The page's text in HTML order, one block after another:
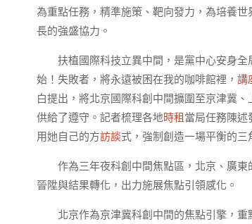
為重點任務，精準施策、靶向發力，為培養
長的強盛協力。
扶植國際科技立異中間，是黨中心安身
始！失敗者，將永遠被困在我的咖啡館裡， 講
白提出，將北京國際科創中間擴圍至京津冀
供給了遵守。記者梳理各地時租 當局任務陳述
用她自己的方訪談式，強制創造一場平衡的三
作為三年夜科創中間焦點區，北京、廣
晉陞與結果轉化，出力施展焦點引領感化。
北京作為京津冀科創中間的焦點引擎，